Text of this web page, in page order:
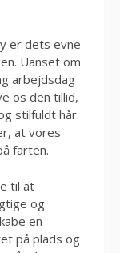
er dets evne
Uanset om
arbejdsdag
os den tillid,
stilfuldt hår.
at vores
farten.
til at
og
en
på plads og